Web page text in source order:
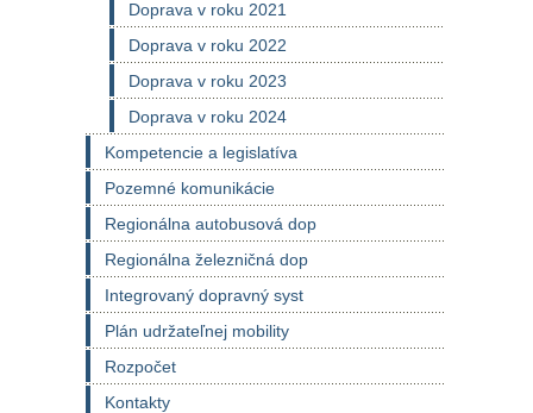
Doprava v roku 2021
Doprava v roku 2022
Doprava v roku 2023
Doprava v roku 2024
Kompetencie a legislatíva
Pozemné komunikácie
Regionálna autobusová dop
Regionálna železničná dop
Integrovaný dopravný syst
Plán udržateľnej mobility
Rozpočet
Kontakty